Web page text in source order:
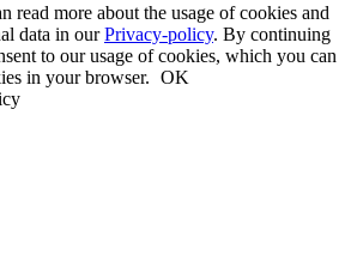
read more about the usage of cookies and
data in ourPrivacy-policy. By continuing
to our usage of cookies, which you can
in your browser. OK